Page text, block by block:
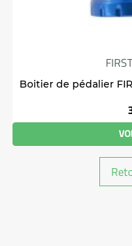
Boitier de pédalier